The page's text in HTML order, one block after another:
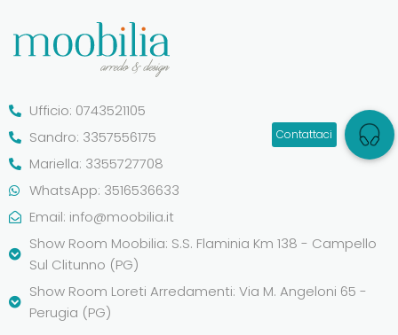
Ufficio: 0743521105
Sandro: 3357556175
Mariella: 3355727708
WhatsApp: 3516536633
Email: info@moobilia.it
Show Room Moobilia: S.S. Flaminia Km 138 - Campello
Sul Clitunno (PG)
Show Room Loreti Arredamenti: Via M. Angeloni 65 -
Perugia (PG)